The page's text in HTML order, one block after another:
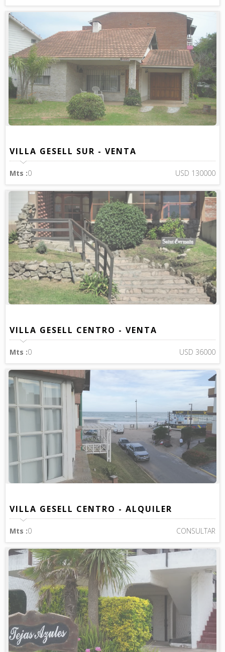
VILLA GESELL SUR - VENTA
Mts :0 USD 130000
VILLA GESELL CENTRO - VENTA
Mts :0 USD 36000
VILLA GESELL CENTRO - ALQUILER
Mts :0 CONSULTAR